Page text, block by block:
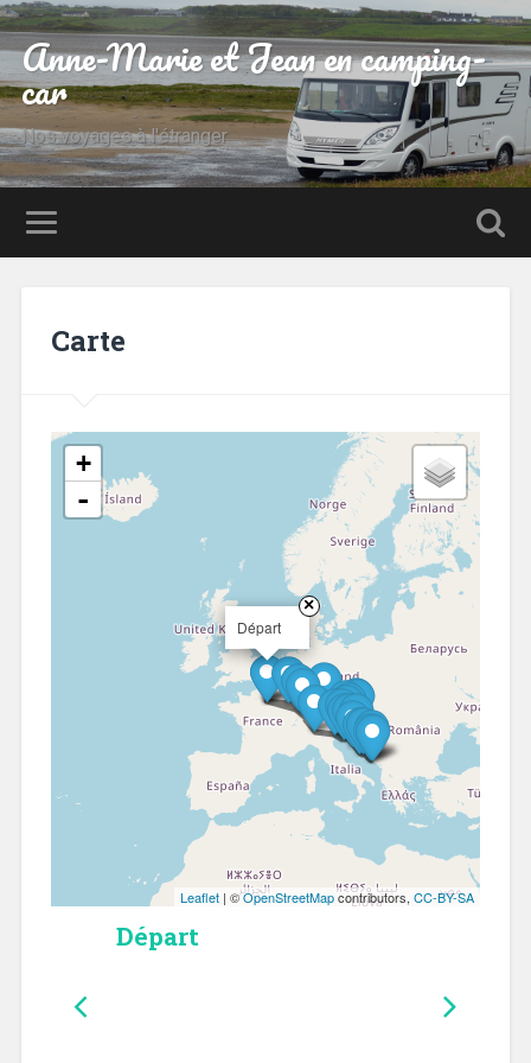
Anne-Marie et Jean en camping-
car
Nos voyages à l'étranger
Carte
×
Départ
+
-
Leaflet | ©OpenStreetMapcontributors,CC-BY-SA
Départ